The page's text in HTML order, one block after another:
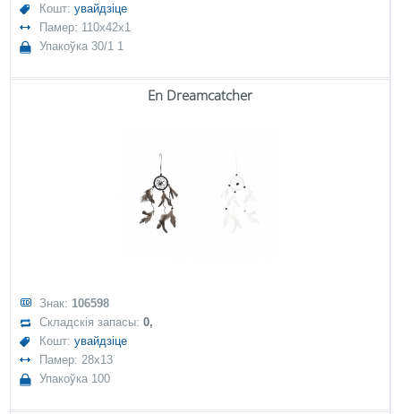
Кошт:увайдзіце
Памер: 110x42x1
Упакоўка 30/1 1
En Dreamcatcher
Знак: 106598
Складскія запасы:0,
Кошт:увайдзіце
Памер: 28x13
Упакоўка 100